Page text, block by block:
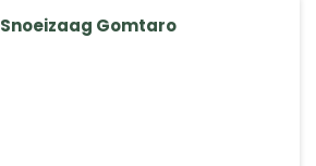
Snoeizaag Gomtaro